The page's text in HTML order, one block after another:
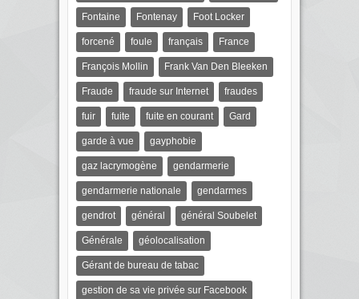
Fontaine Fontenay Foot Locker
forcené foule français France
François Mollin Frank Van Den Bleeken
Fraude fraude sur Internet fraudes
fuir fuite fuite en courant Gard
garde à vue gayphobie
gaz lacrymogène gendarmerie
gendarmerie nationale gendarmes
gendrot général général Soubelet
Générale géolocalisation
Gérant de bureau de tabac
gestion de sa vie privée sur Facebook